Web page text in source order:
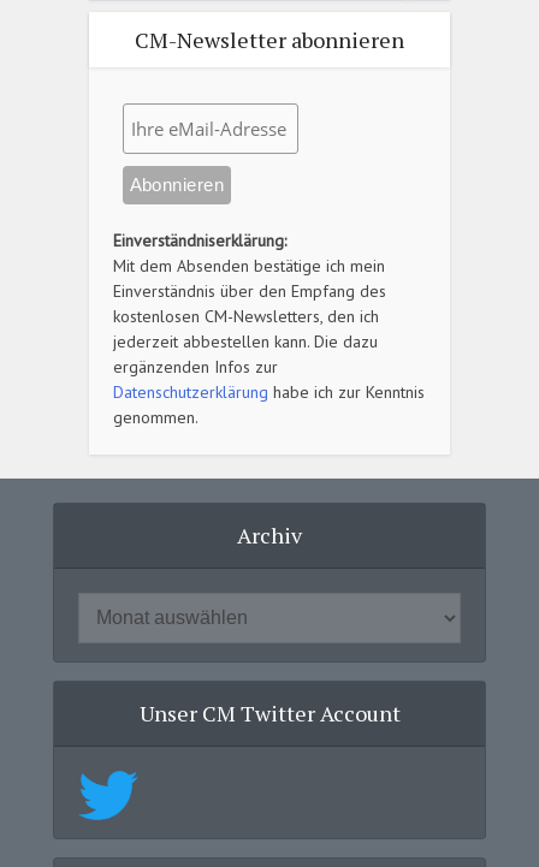
CM-Newsletter abonnieren
Einverständniserklärung:
Mit dem Absenden bestätige ich mein
Einverständnis über den Empfang des
kostenlosen CM-Newsletters, den ich
jederzeit abbestellen kann. Die dazu
ergänzenden Infos zur
Datenschutzerklärung habe ich zur Kenntnis
genommen.
Archiv
Unser CM Twitter Account